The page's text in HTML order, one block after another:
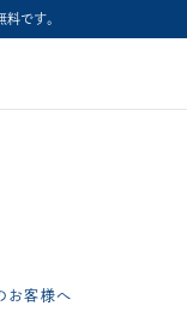
です。
お客様へ